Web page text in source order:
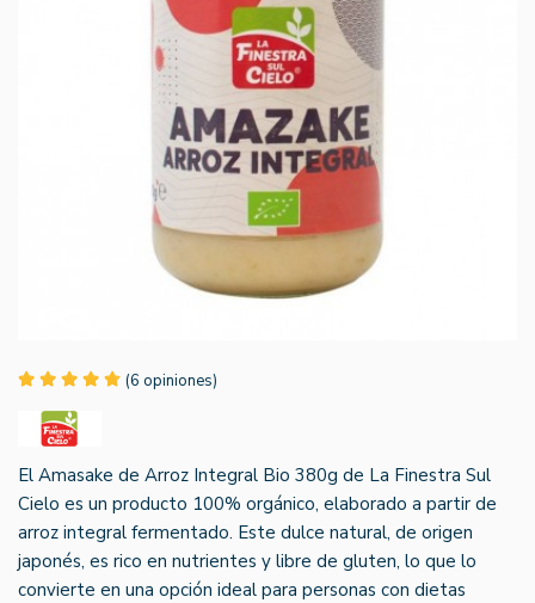
(6 opiniones)
El Amasake de Arroz Integral Bio 380g de La Finestra Sul
Cielo es un producto 100% orgánico, elaborado a partir de
arroz integral fermentado. Este dulce natural, de origen
japonés, es rico en nutrientes y libre de gluten, lo que lo
convierte en una opción ideal para personas con dietas